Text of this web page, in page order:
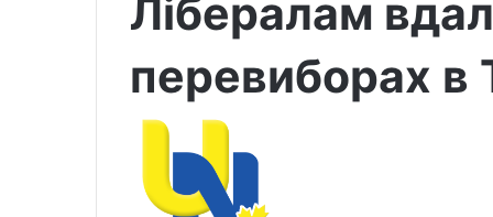
Лібералам
перевиборах в